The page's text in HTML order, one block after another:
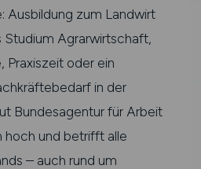
Ausbildung zum Landwirt
Studium Agrarwirtschaft,
Praxiszeit oder ein
in der
Bundesagentur für Arbeit
hoch und betrifft alle
– auch rund um